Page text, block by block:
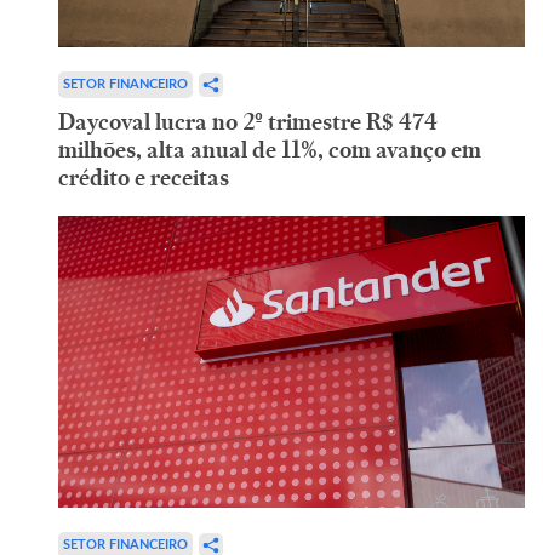
SETOR FINANCEIRO
Daycoval lucra no 2º trimestre R$ 474
milhões, alta anual de 11%, com avanço em
crédito e receitas
SETOR FINANCEIRO